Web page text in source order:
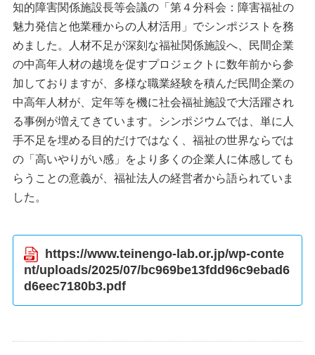
知的障害関係施設長等会議の「第４分科会：障害福祉の
魅力発信と他業種からの人材活用」でシンポジストを務
めました。人材不足が深刻な福祉関係施設へ、民間企業
の中高年人材の越境を促すプロジェクトに数年前から参
加しておりますが、多様な職業経験を積んだ民間企業の
中高年人材が、定年等を機に社会福祉施設で大活躍され
る事例が増えてきています。シンポジウムでは、単に人
手不足を埋める目的だけではなく、福祉の世界ならでは
の「高いやりがい感」をより多くの企業人に体感しても
らうことの意義が、福祉法人の経営者から語られていま
した。
https://www.teinengo-lab.or.jp/wp-conte
nt/uploads/2025/07/bc969be13fdd96c9ebad6
d6eec7180b3.pdf